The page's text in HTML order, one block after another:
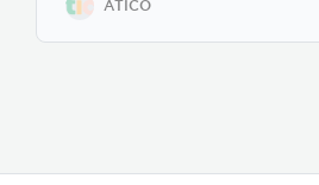
ÁTICO